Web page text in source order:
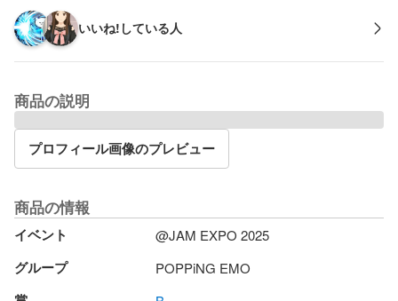
いいね!している人
商品の説明
プロフィール画像のプレビュー
商品の情報
イベント @JAM EXPO 2025
グループ POPPiNG EMO